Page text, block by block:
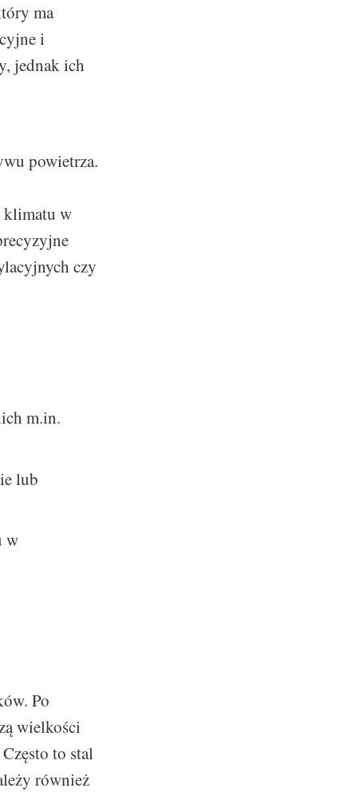
ma
i
jednak ich
powietrza.
klimatu w
czy
m.in.
lub
w
Po
wielkości
to stal
również